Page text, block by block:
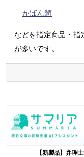
かばん類
などを指定商品・
が多いです。
【新製品】弁理